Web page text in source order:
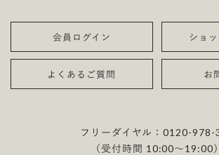
会員ログイン ショ
よくあるご質問 お
フリーダイヤル：0120-978-
（受付時間 10:00〜19:00）